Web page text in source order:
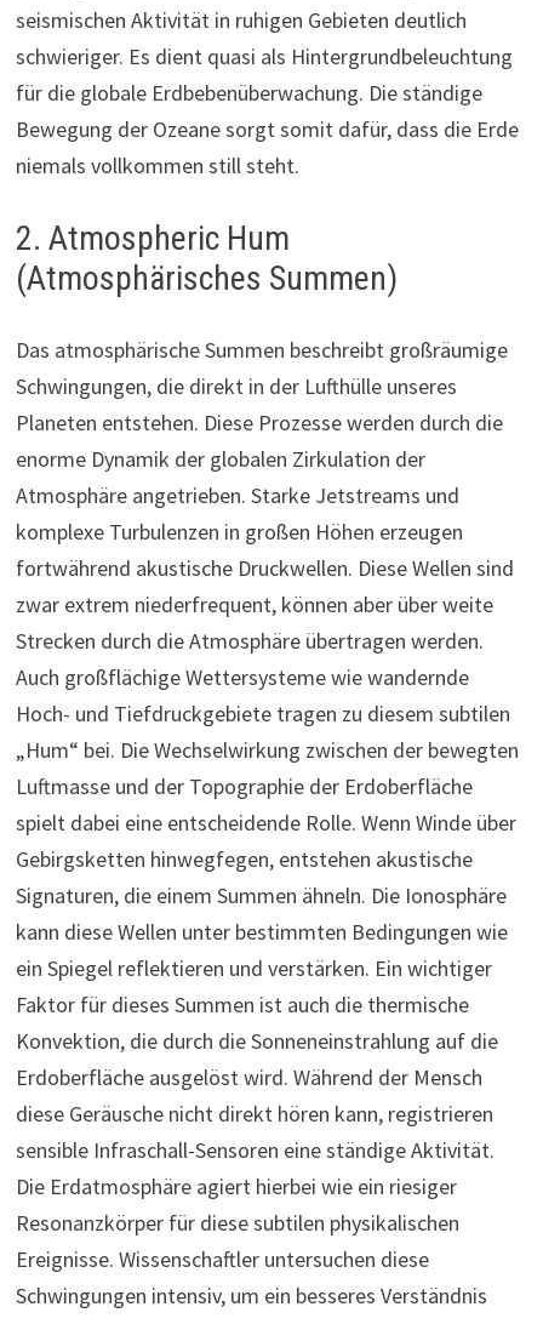
seismischen Aktivität in ruhigen Gebieten deutlich
schwieriger. Es dient quasi als Hintergrundbeleuchtung
für die globale Erdbebenüberwachung. Die ständige
Bewegung der Ozeane sorgt somit dafür, dass die Erde
niemals vollkommen still steht.
2. Atmospheric Hum
(Atmosphärisches Summen)
Das atmosphärische Summen beschreibt großräumige
Schwingungen, die direkt in der Lufthülle unseres
Planeten entstehen. Diese Prozesse werden durch die
enorme Dynamik der globalen Zirkulation der
Atmosphäre angetrieben. Starke Jetstreams und
komplexe Turbulenzen in großen Höhen erzeugen
fortwährend akustische Druckwellen. Diese Wellen sind
zwar extrem niederfrequent, können aber über weite
Strecken durch die Atmosphäre übertragen werden.
Auch großflächige Wettersysteme wie wandernde
Hoch- und Tiefdruckgebiete tragen zu diesem subtilen
„Hum“ bei. Die Wechselwirkung zwischen der bewegten
Luftmasse und der Topographie der Erdoberfläche
spielt dabei eine entscheidende Rolle. Wenn Winde über
Gebirgsketten hinwegfegen, entstehen akustische
Signaturen, die einem Summen ähneln. Die Ionosphäre
kann diese Wellen unter bestimmten Bedingungen wie
ein Spiegel reflektieren und verstärken. Ein wichtiger
Faktor für dieses Summen ist auch die thermische
Konvektion, die durch die Sonneneinstrahlung auf die
Erdoberfläche ausgelöst wird. Während der Mensch
diese Geräusche nicht direkt hören kann, registrieren
sensible Infraschall-Sensoren eine ständige Aktivität.
Die Erdatmosphäre agiert hierbei wie ein riesiger
Resonanzkörper für diese subtilen physikalischen
Ereignisse. Wissenschaftler untersuchen diese
Schwingungen intensiv, um ein besseres Verständnis